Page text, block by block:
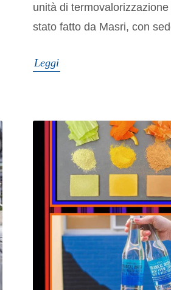
unità di
stato fatto da Masri, con
Leggi